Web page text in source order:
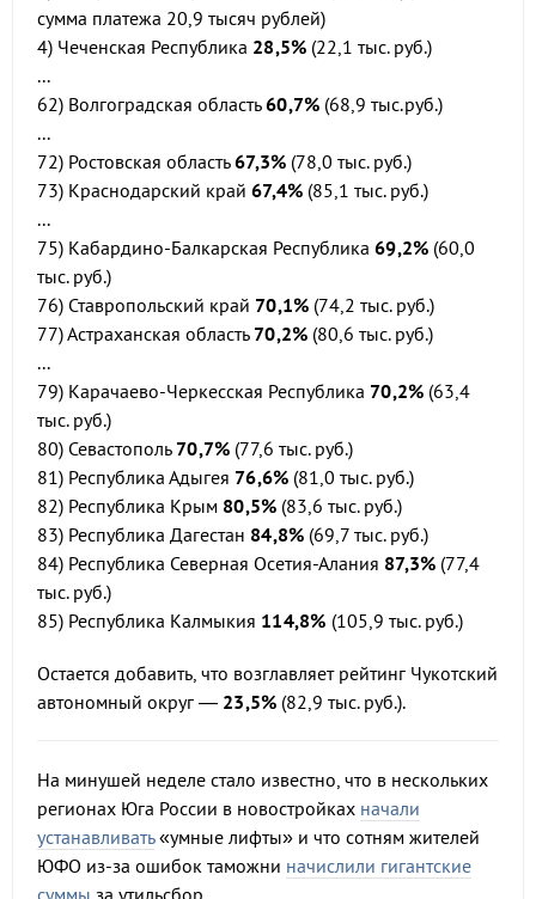
сумма платежа 20,9 тысяч рублей)
4) Чеченская Республика 28,5% (22,1 тыс. руб.)
...
62) Волгоградская область60,7% (68,9 тыс.руб.)
...
72) Ростовская область67,3% (78,0 тыс. руб.)
73) Краснодарский край 67,4% (85,1 тыс. руб.)
...
75) Кабардино-Балкарская Республика 69,2% (60,0
тыс. руб.)
76) Ставропольский край 70,1% (74,2 тыс. руб.)
77) Астраханская область 70,2% (80,6 тыс. руб.)
...
79) Карачаево-Черкесская Республика 70,2% (63,4
тыс. руб.)
80) Севастополь 70,7% (77,6 тыс. руб.)
81) Республика Адыгея 76,6% (81,0 тыс. руб.)
82) Республика Крым 80,5% (83,6 тыс. руб.)
83) Республика Дагестан 84,8% (69,7 тыс. руб.)
84) Республика Северная Осетия-Алания 87,3% (77,4
тыс. руб.)
85) Республика Калмыкия 114,8% (105,9 тыс. руб.)
Остается добавить, что возглавляет рейтинг Чукотский
автономный округ — 23,5% (82,9 тыс. руб.).
На минушей неделе стало известно, что в нескольких
регионах Юга России в новостройках начали
устанавливать«умные лифты» и что сотням жителей
ЮФО из-за ошибок таможни начислили гигантские
суммы за утильсбор.